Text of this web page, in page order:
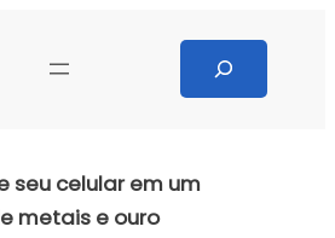
seu celular em um
metais e ouro